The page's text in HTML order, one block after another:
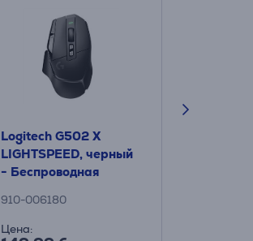
Logitech G502 X
LIGHTSPEED, черный
- Беспроводная
910-006180
Цена: